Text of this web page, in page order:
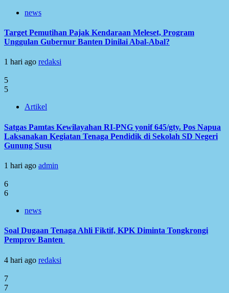
news
Target Pemutihan Pajak Kendaraan Meleset, Program
Unggulan Gubernur Banten Dinilai Abal-Abal?
1 hari ago redaksi
5
5
Artikel
Satgas Pamtas Kewilayahan RI-PNG yonif 645/gty. Pos Napua
Laksanakan Kegiatan Tenaga Pendidik di Sekolah SD Negeri
Gunung Susu
1 hari ago admin
6
6
news
Soal Dugaan Tenaga Ahli Fiktif, KPK Diminta Tongkrongi
Pemprov Banten
4 hari ago redaksi
7
7